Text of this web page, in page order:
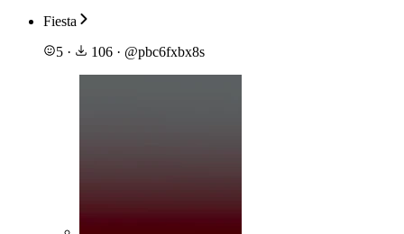
Fiesta
5 · 106 · @pbc6fxbx8s